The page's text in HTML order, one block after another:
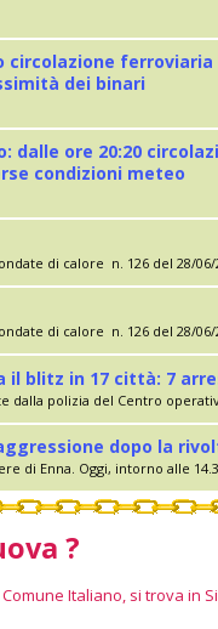
circolazione
dei binari
dalle ore 20:20
condizioni meteo
di calore n. 126 del 28/06/
di calore n. 126 del 28/06/
il blitz in 17 città: 7
dalla polizia del Centro
dopo la
di Enna. Oggi, intorno alle
?
Italiano, si trova in